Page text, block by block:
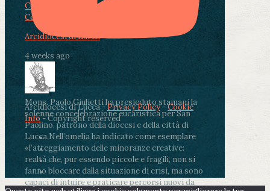
Condividi su Facebook
Condividi su LinkedIn
Arcidiocesi di Lucca
4 weeks ago
Mons. Paolo Giulietti ha presieduto stamani la
solenne concelebrazione eucaristica per San
Paolino, patrono della diocesi e della città di
Lucca.Nell’omelia ha indicato come esemplare
«l’atteggiamento delle minoranze creative:
realtà che, pur essendo piccole e fragili, non si
fanno bloccare dalla situazione di crisi, ma sono
capaci di intuire e praticare percorsi nuovi da
Arcidiocesi di Lucca -Privacy Policy-Cookie
Info- Copyright reserved